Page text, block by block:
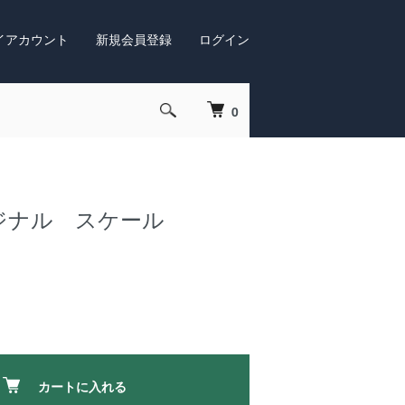
0
アカウント 新規会員登録 ログイン
ナル スケール
カートに入れる